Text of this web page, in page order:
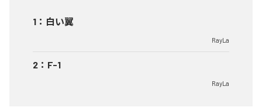
1 ： 白い翼
RayLa
2 ： F-1
RayLa